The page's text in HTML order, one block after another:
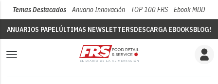
Temas Destacados Anuario Innovación TOP 100 FRS Ebook MDD
ANUARIOS PAPELÚLTIMAS NEWSLETTERSDESCARGA EBOOKSBLOGS